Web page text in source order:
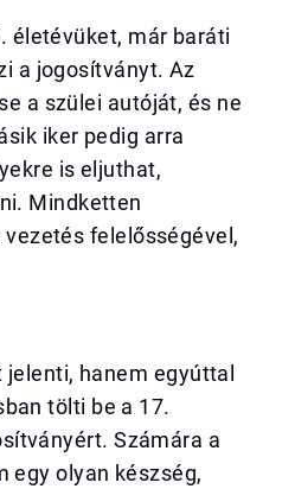
életévüket, már baráti
a jogosítványt. Az
a szülei autóját, és ne
iker pedig arra
is eljuthat,
Mindketten
felelősségével,
hanem egyúttal
tölti be a 17.
Számára a
egy olyan készség,